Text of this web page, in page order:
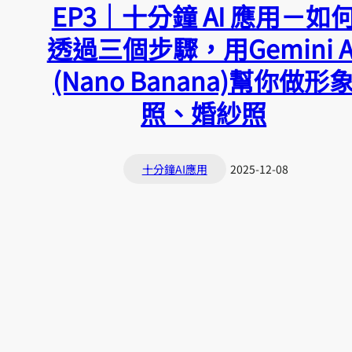
EP3｜十分鐘 AI 應用－如
透過三個步驟，用Gemini
(Nano Banana)幫你做形
照、婚紗照
十分鐘AI應用 2025-12-08